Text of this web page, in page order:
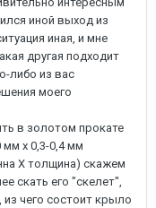
иной выход из
иная, и мне
другая подходит
либо из вас
моего
в золотом прокате
х 0,3-0,4 мм
Х толщина) скажем
скать его "скелет",
чего состоит крыло